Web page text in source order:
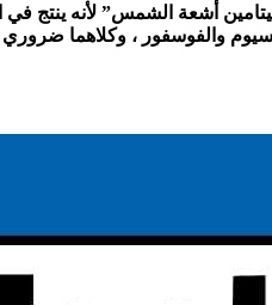
أشعة الشمس” لأنه ينتج